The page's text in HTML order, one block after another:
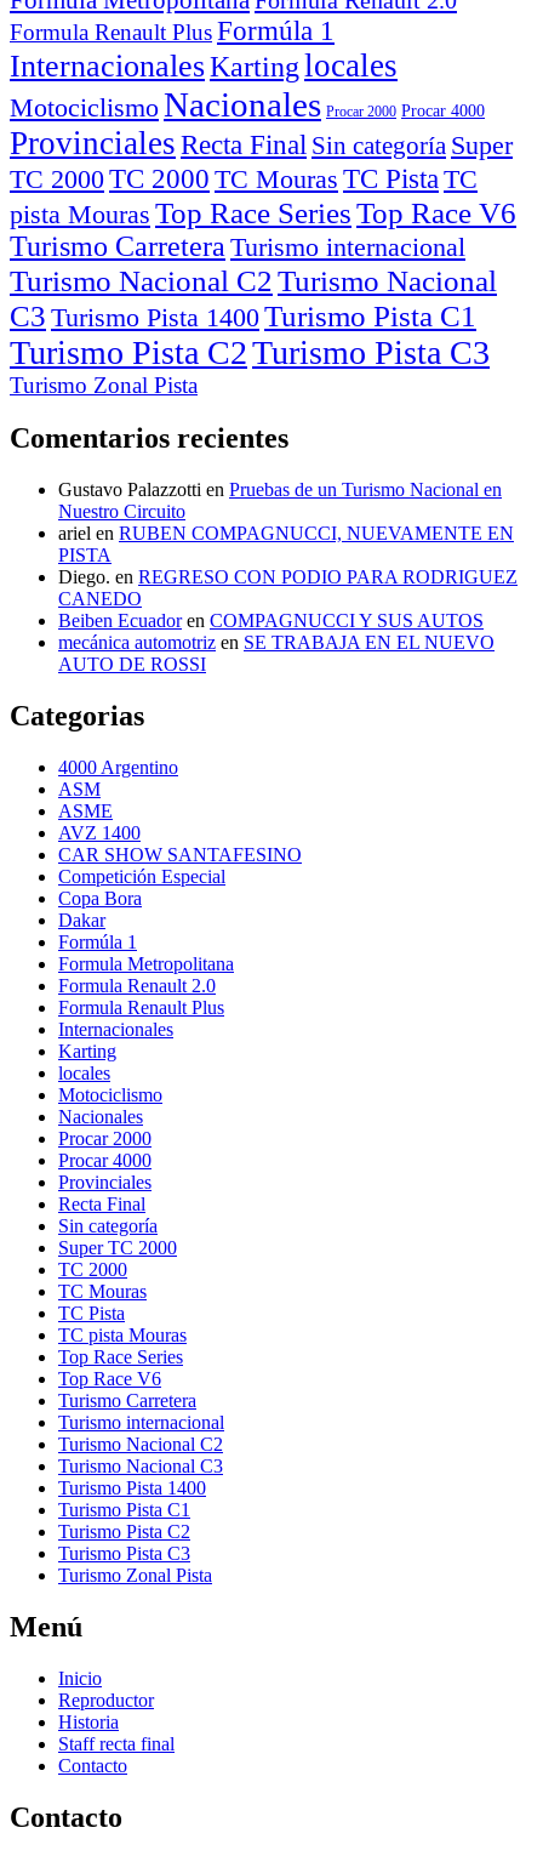
Formula Renault PlusFormúla 1
InternacionalesKartinglocales
MotociclismoNacionales Procar 2000 Procar 4000
Provinciales Recta Final Sin categoría Super
TC 2000TC 2000 TC Mouras TC Pista TC
pista Mouras Top Race Series
Turismo Carretera Turismo internacional
Turismo Nacional C2Turismo Nacional
C3 Turismo Pista 1400Turismo Pista C1
Turismo Pista C2Turismo Pista C3
Turismo Zonal Pista
Comentarios recientes
Gustavo Palazzotti en Pruebas de un Turismo Nacional en
Nuestro Circuito
ariel en RUBEN COMPAGNUCCI, NUEVAMENTE EN
PISTA
Diego. en REGRESO CON PODIO PARA RODRIGUEZ
CANEDO
Beiben Ecuadoren COMPAGNUCCI Y SUS AUTOS
mecánica automotriz en SE TRABAJA EN EL NUEVO
AUTO DE ROSSI
Categorias
4000 Argentino
ASM
ASME
AVZ 1400
CAR SHOW SANTAFESINO
Competición Especial
Copa Bora
Dakar
Formúla 1
Formula Metropolitana
Formula Renault 2.0
Formula Renault Plus
Internacionales
Karting
locales
Motociclismo
Nacionales
Procar 2000
Procar 4000
Provinciales
Recta Final
Sin categoría
Super TC 2000
TC 2000
TC Mouras
TC Pista
TC pista Mouras
Top Race Series
Turismo Carretera
Turismo internacional
Turismo Nacional C2
Turismo Nacional C3
Turismo Pista 1400
Turismo Pista C1
Turismo Pista C2
Turismo Pista C3
Turismo Zonal Pista
Menú
Inicio
Reproductor
Historia
Staff recta final
Contacto
Contacto